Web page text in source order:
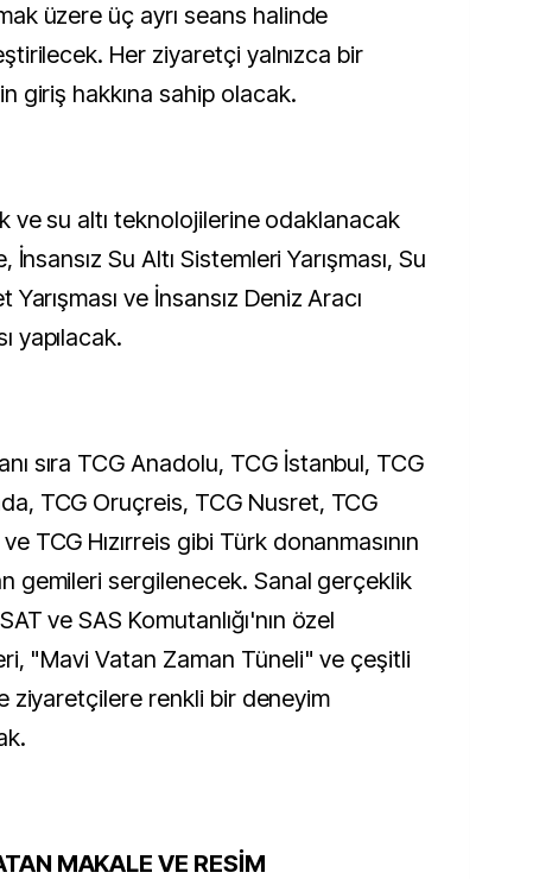
üzere üç ayrı seans halinde
Her ziyaretçi yalnızca bir
giriş hakkına sahip olacak.
ve su altı teknolojilerine odaklanacak
İnsansız Su Altı Sistemleri Yarışması, Su
Yarışması ve İnsansız Deniz Aracı
yapılacak.
sıra TCG Anadolu, TCG İstanbul, TCG
TCG Oruçreis, TCG Nusret, TCG
TCG Hızırreis gibi Türk donanmasının
gemileri sergilenecek. Sanal gerçeklik
ve SAS Komutanlığı'nın özel
"Mavi Vatan Zaman Tüneli" ve çeşitli
ziyaretçilere renkli bir deneyim
MAKALE VE RESİM